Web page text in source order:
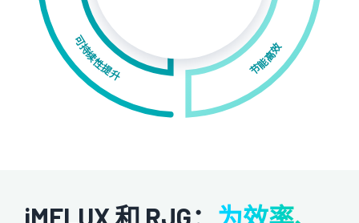
可持续性提升 节能高效
iMFLUX 和 RJG： 为效率、